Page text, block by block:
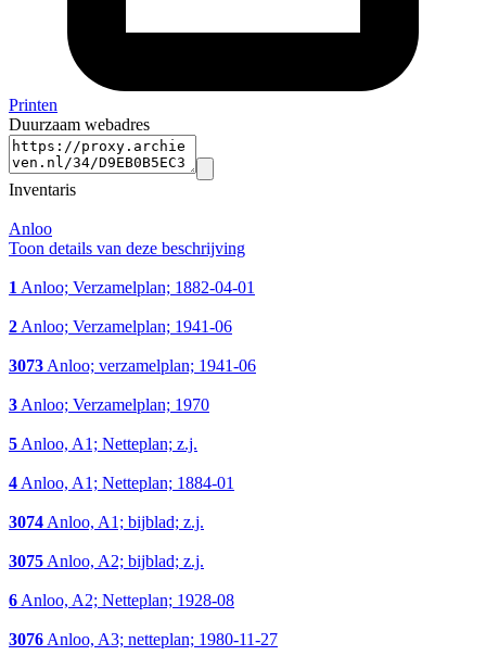
Printen
Duurzaam webadres
Inventaris
Anloo
Toon details van deze beschrijving
1Anloo; Verzamelplan; 1882-04-01
2Anloo; Verzamelplan; 1941-06
3073Anloo; verzamelplan; 1941-06
3Anloo; Verzamelplan; 1970
5Anloo, A1; Netteplan; z.j.
4Anloo, A1; Netteplan; 1884-01
3074Anloo, A1; bijblad; z.j.
3075Anloo, A2; bijblad; z.j.
6Anloo, A2; Netteplan; 1928-08
3076Anloo, A3; netteplan; 1980-11-27